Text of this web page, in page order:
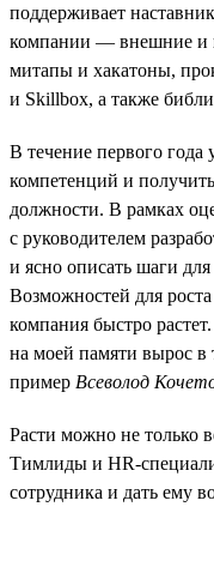
поддерживает
компании — внешние и
митапы и хакатоны,
и Skillbox, а также
В течение первого
компетенций и
должности. В рамках
с руководителем
и ясно описать шаги
Возможностей для
компания быстро
на моей памяти вырос
пример Всеволод
Расти можно не только
Тимлиды и HR-
сотрудника и дать ему